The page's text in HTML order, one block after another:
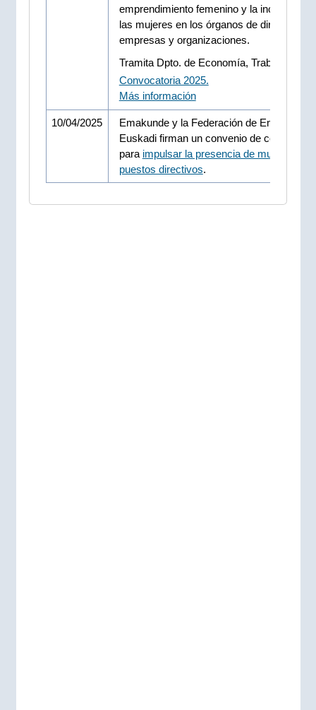
emprendimiento femenino y la
las mujeres en los órganos de dirección de
empresas y organizaciones.
Tramita Dpto. de Economía, Trabajo y
Convocatoria 2025.
Más información
10/04/2025
Emakunde y la Federación de
Euskadi firman un convenio de
para impulsar la presencia de mujeres en
puestos directivos.